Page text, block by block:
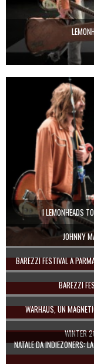
I LEMONHEADS
JOHNNY
BAREZZI FESTIVAL A
BAREZZI
WARHAUS, UN
WINTER
NATALE DA INDIEZONERS: